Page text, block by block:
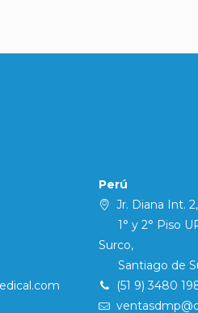
Perú
Jr. Diana Int.
1° y 2° Piso
Surco,
Santiago de
(51 9) 3480